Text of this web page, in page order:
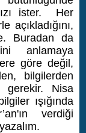
ister. Her
açıkladığını,
Buradan da
anlamaya
göre değil,
bilgilerden
gerekir. Nisa
ışığında
verdiği